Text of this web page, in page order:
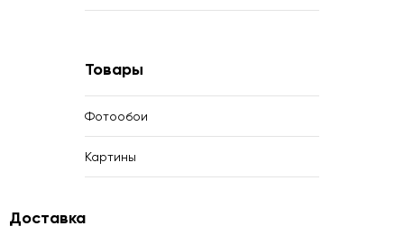
Товары
Фотообои
Картины
Доставка